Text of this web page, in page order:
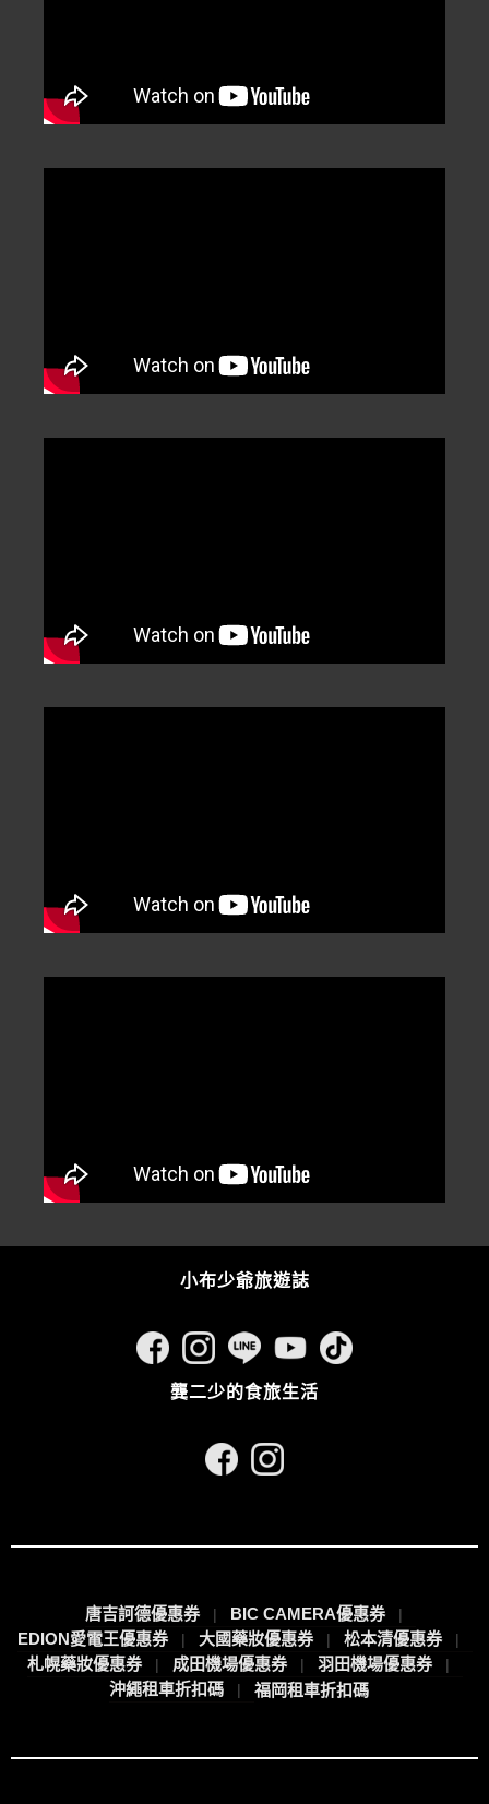
小布少爺旅遊誌
龔二少的食旅生活
唐吉訶德優惠券
BIC CAMERA優惠券
EDION愛電王優惠券
大國藥妝優惠券
松本清優惠券
札幌藥妝優惠券
成田機場優惠券
羽田機場優惠券
沖繩租車折扣碼
福岡租車折扣碼